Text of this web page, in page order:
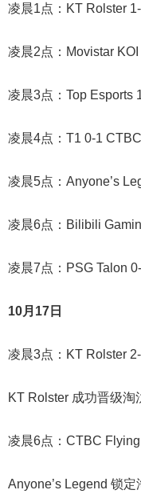
凌晨1点：KT Rolster
凌晨2点：Movistar
凌晨3点：Top Esports
凌晨4点：T1 0-1
凌晨5点：Anyone’s
凌晨6点：Bilibili
凌晨7点：PSG Talon
10月17日
凌晨3点：KT Rolster
KT Rolster 成功晋级淘
凌晨6点：CTBC Flying
Anyone’s Legend 锁定